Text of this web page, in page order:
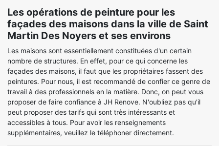
Les opérations de peinture pour les
façades des maisons dans la ville de Saint
Martin Des Noyers et ses environs
Les maisons sont essentiellement constituées d'un certain
nombre de structures. En effet, pour ce qui concerne les
façades des maisons, il faut que les propriétaires fassent des
peintures. Pour nous, il est recommandé de confier ce genre de
travail à des professionnels en la matière. Donc, on peut vous
proposer de faire confiance à JH Renove. N'oubliez pas qu'il
peut proposer des tarifs qui sont très intéressants et
accessibles à tous. Pour avoir les renseignements
supplémentaires, veuillez le téléphoner directement.